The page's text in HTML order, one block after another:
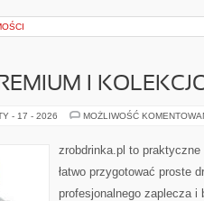
I
- 17 - 2026 MOŻLIWOŚĆ
zrobdrinka.pl to
łatwo przygotować proste
profesjonalnego zaplecza i